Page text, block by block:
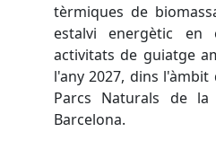
tèrmiques de
estalvi energètic en
activitats de guiatge
l'any 2027, dins l'àmbit
Parcs Naturals de
Barcelona.